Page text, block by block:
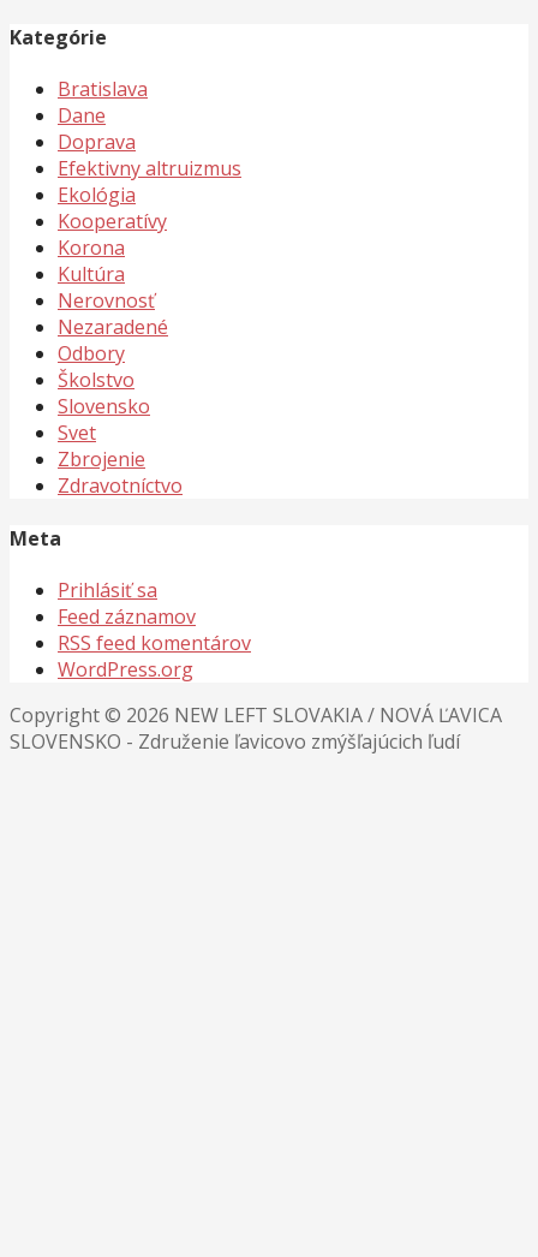
Kategórie
Bratislava
Dane
Doprava
Efektivny altruizmus
Ekológia
Kooperatívy
Korona
Kultúra
Nerovnosť
Nezaradené
Odbory
Školstvo
Slovensko
Svet
Zbrojenie
Zdravotníctvo
Meta
Prihlásiť sa
Feed záznamov
RSS feed komentárov
WordPress.org
Copyright © 2026 NEW LEFT SLOVAKIA / NOVÁ ĽAVICA
SLOVENSKO - Združenie ľavicovo zmýšľajúcich ľudí